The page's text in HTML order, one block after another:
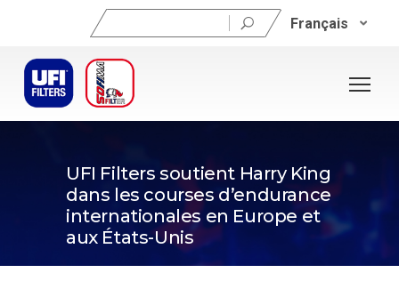
Rechercher : Français
UFI Filters soutient Harry King
dans les courses d’endurance
internationales en Europe et
aux États-Unis
10 juin 2026